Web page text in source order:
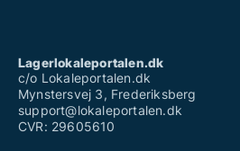
Lagerlokaleportalen.dk
c/o Lokaleportalen.dk
Mynstersvej 3, Frederiksberg
support@lokaleportalen.dk
CVR: 29605610